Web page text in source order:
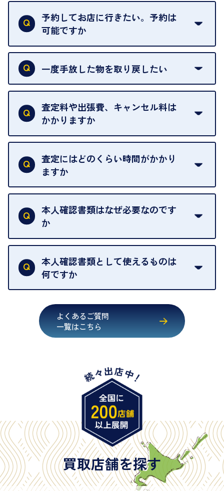
がございます。ご了承ください。
予約してお店に行きたい。予約は
可能ですか
申し訳ありませんが、現在はご来店の予約は承って
おりません。
を整えておりますので、お好きな時にお越しくださ
い。
お急ぎの場合はスタッフに一言お声がけください。
可能な限り、迅速に対応させていただきます。
一度手放した物を取り戻したい
当店は質店ではありませんので、買い取ったお品物
は基本的に販売へと回されます。買い戻しはできま
せんので、ご了承ください。
グオフが可能です。
契約破棄という形で、お品物をお戻しすることがで
きます。
売却当日を含む8日間のうちに、お気軽にお申し出
出張買取のお品物は、8日間保管しております。
査定料や出張費、キャンセル料は
かかりますか
一切いただいておりません。査定金額にご納得いた
だけない場合は、その場でお断りいただいても問題
ございません。お気軽にご相談ください。
査定にはどのくらい時間がかかり
ますか
お品物の内容や点数によって異なりますが、店頭買
取の場合は1点あたり数分程度が目安です。大量の
お品物の場合は、お時間をいただくことがございま
本人確認書類はなぜ必要なのです
か
買取店は古物営業法により、お客様のご本人確認を
行うことが義務付けられています。安心してお取引
いただくためにも、ご協力をお願いいたします。
本人確認書類として使えるものは
何ですか
・健康保険証確認書
・マイナンバーカード
・在留カード
・旧パスポート
※原則として「公的機関が発行し、氏名、住所、生
年月日が記載されているもの
※日本国政府発行のもの
※2020年2月4日以降に申請された新型パスポートに
は「所持人記入欄（住所記載欄）」が存在しないた
め、単体では古物営業法上の本人確認書類として認
められない（住所確認ができないため）。補助書類
よくあるご質問
一覧はこちら
買取店舗を探す